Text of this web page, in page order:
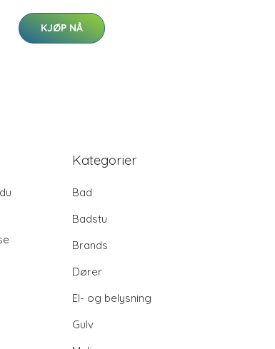
KJØP NÅ
Kategorier
Bad
Badstu
Brands
Dører
El- og belysning
Gulv